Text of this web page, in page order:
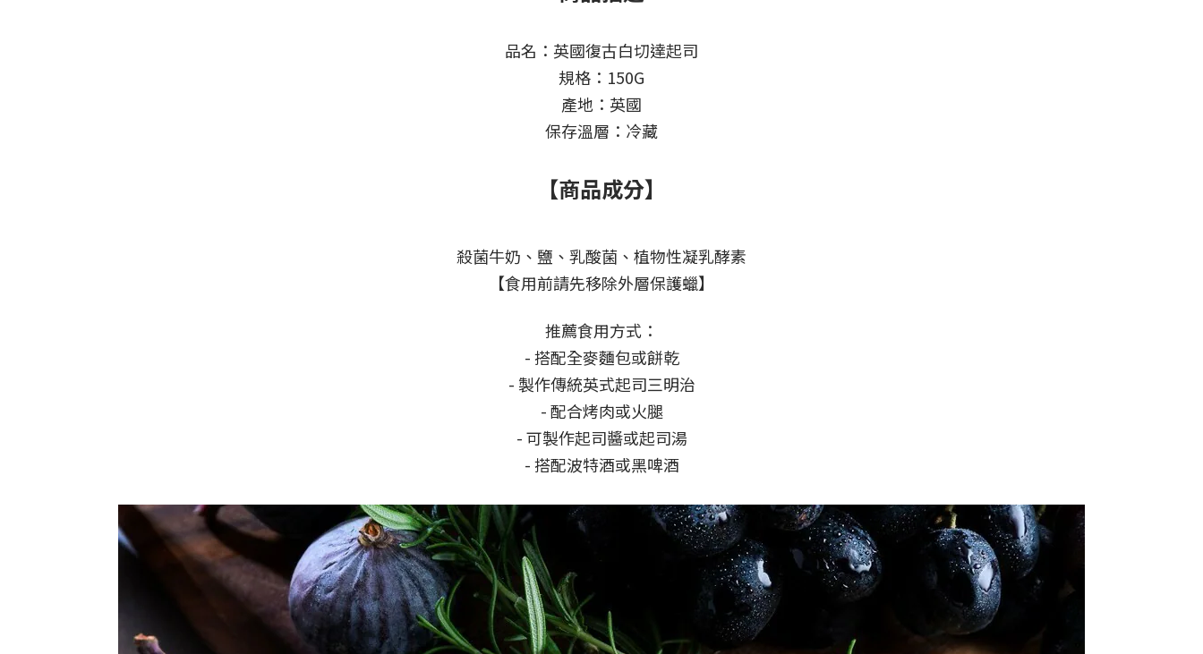
品名：英國復古白切達起司
規格：150G
產地：英國
保存溫層：冷藏
【商品成分】
殺菌牛奶、鹽、乳酸菌、植物性凝乳酵素
【食用前請先移除外層保護蠟】
推薦食用方式：
- 搭配全麥麵包或餅乾
- 製作傳統英式起司三明治
- 配合烤肉或火腿
- 可製作起司醬或起司湯
- 搭配波特酒或黑啤酒